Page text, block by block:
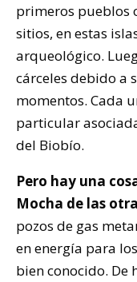
primeros pueblos
sitios, en estas
arqueológico.
cárceles debido a
momentos. Cada
particular
del Biobío.
Pero hay una
Mocha de las
pozos de gas
en energía para
bien conocido. De